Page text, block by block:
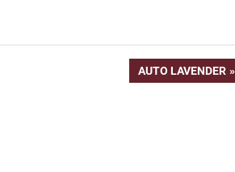
NÄCHSTER
AUTO LAVENDER